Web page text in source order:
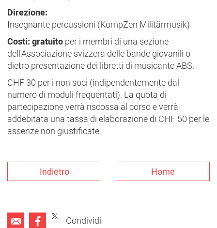
Direzione:
Insegnante percussioni (KompZen Militärmusik)
Costi: gratuitoper i membri di una sezione
dell'Associazione svizzera delle bande giovanili o
dietro presentazione dei libretti di musicante ABS.
CHF 30 per i non soci (indipendentemente dal
numero di moduli frequentati). La quota di
partecipazione verrà riscossa al corso e verrà
addebitata una tassa di elaborazione di CHF 50 per le
assenze non giustificate.
Indietro Home
Condividi